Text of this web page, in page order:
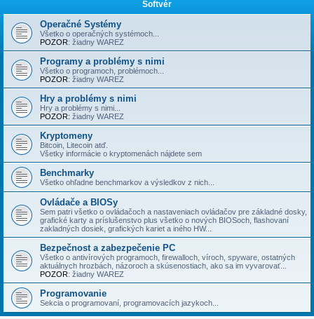
Softvér
Operačné Systémy
Všetko o operačných systémoch...
POZOR: žiadny WAREZ
Programy a problémy s nimi
Všetko o programoch, problémoch...
POZOR: žiadny WAREZ
Hry a problémy s nimi
Hry a problémy s nimi...
POZOR: žiadny WAREZ
Kryptomeny
Bitcoin, Litecoin atď.
Všetky informácie o kryptomenách nájdete sem
Benchmarky
Všetko ohľadne benchmarkov a výsledkov z nich...
Ovládače a BIOSy
Sem patri všetko o ovládačoch a nastaveniach ovládačov pre základné dosky,
grafické karty a príslušenstvo plus všetko o nových BIOSoch, flashovaní
zakladných dosiek, grafických kariet a iného HW...
Bezpečnost a zabezpečenie PC
Všetko o antivírových programoch, firewalloch, víroch, spyware, ostatných
aktuálnych hrozbách, názoroch a skúsenostiach, ako sa im vyvarovať...
POZOR: žiadny WAREZ
Programovanie
Sekcia o programovaní, programovacích jazykoch...